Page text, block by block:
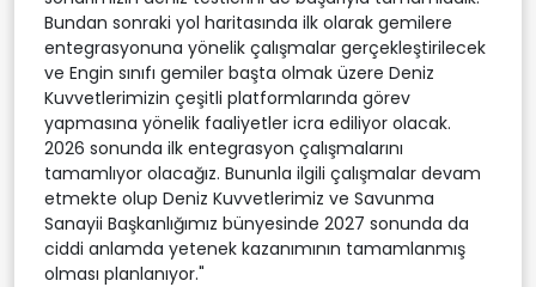
Bundan sonraki yol haritasında ilk olarak gemilere
entegrasyonuna yönelik çalışmalar gerçekleştirilecek
ve Engin sınıfı gemiler başta olmak üzere Deniz
Kuvvetlerimizin çeşitli platformlarında görev
yapmasına yönelik faaliyetler icra ediliyor olacak.
2026 sonunda ilk entegrasyon çalışmalarını
tamamlıyor olacağız. Bununla ilgili çalışmalar devam
etmekte olup Deniz Kuvvetlerimiz ve Savunma
Sanayii Başkanlığımız bünyesinde 2027 sonunda da
ciddi anlamda yetenek kazanımının tamamlanmış
olması planlanıyor."